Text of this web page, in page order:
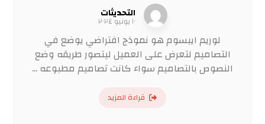
التحديثات
١٠ يونيو ٢٠٢٤
لوريم ايبسوم هو نموذج افتراضي يوضع في
التصاميم لتعرض على العميل ليتصور طريقه وضع
النصوص بالتصاميم سواء كانت تصاميم مطبوعه ...
قراءة المزيد